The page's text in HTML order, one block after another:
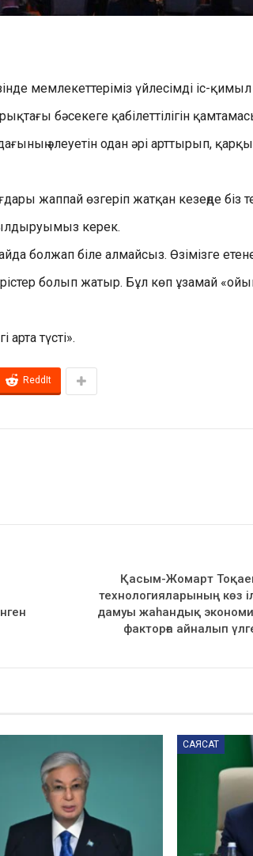
мемлекеттеріміз үйлесімді іс-
бәсекеге қабілеттілігін
әлеуетін одан әрі арттырып,
жаппай өзгеріп жатқан кезеңде біз
керек.
болжап біле алмайсыз. Өзімізге
болып жатыр. Бұл көп ұзамай
түсті».
ReddIt
Қасым-Жомарт
технологияларының көз
дамуы жаһандық
факторға айналып
САЯСАТ